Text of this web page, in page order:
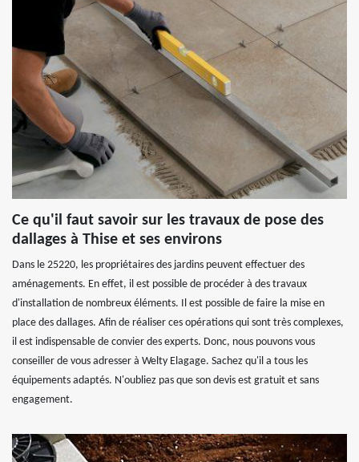
Ce qu'il faut savoir sur les travaux de pose des
dallages à Thise et ses environs
Dans le 25220, les propriétaires des jardins peuvent effectuer des
aménagements. En effet, il est possible de procéder à des travaux
d'installation de nombreux éléments. Il est possible de faire la mise en
place des dallages. Afin de réaliser ces opérations qui sont très complexes,
il est indispensable de convier des experts. Donc, nous pouvons vous
conseiller de vous adresser à Welty Elagage. Sachez qu'il a tous les
équipements adaptés. N'oubliez pas que son devis est gratuit et sans
engagement.